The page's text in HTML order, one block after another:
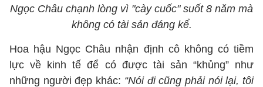
Ngọc Châu chạnh lòng vì "cày cuốc" suốt 8 năm mà
không có tài sản đáng kể.
Hoa hậu Ngọc Châu nhận định cô không có tiềm
lực về kinh tế để có được tài sản “khủng” như
những người đẹp khác: “Nói đi cũng phải nói lại, tôi